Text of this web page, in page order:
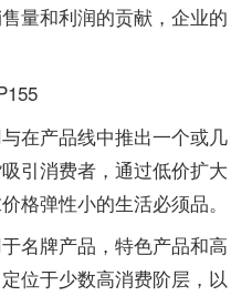
和利润的贡献，企业的
产品线中推出一个或几
引消费者，通过低价扩大
格弹性小的生活必须品。
牌产品，特色产品和高
位于少数高消费阶层，以